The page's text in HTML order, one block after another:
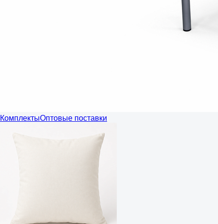
КомплектыОптовые поставки